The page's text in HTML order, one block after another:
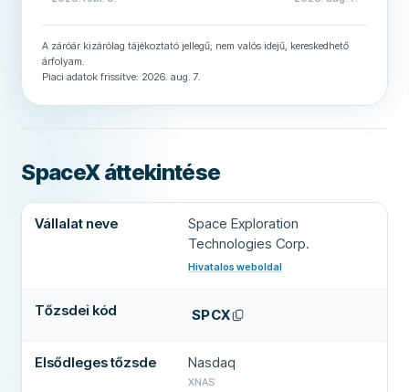
A záróár kizárólag tájékoztató jellegű; nem valós idejű, kereskedhető
árfolyam.
Piaci adatok frissítve: 2026. aug. 7.
SpaceX áttekintése
SpaceX legfontosabb adatai
Vállalat neve
Space Exploration
Technologies Corp.
Hivatalos weboldal
(új lapon nyílik meg
Tőzsdei kód SPCX
Elsődleges tőzsde Nasdaq
XNAS